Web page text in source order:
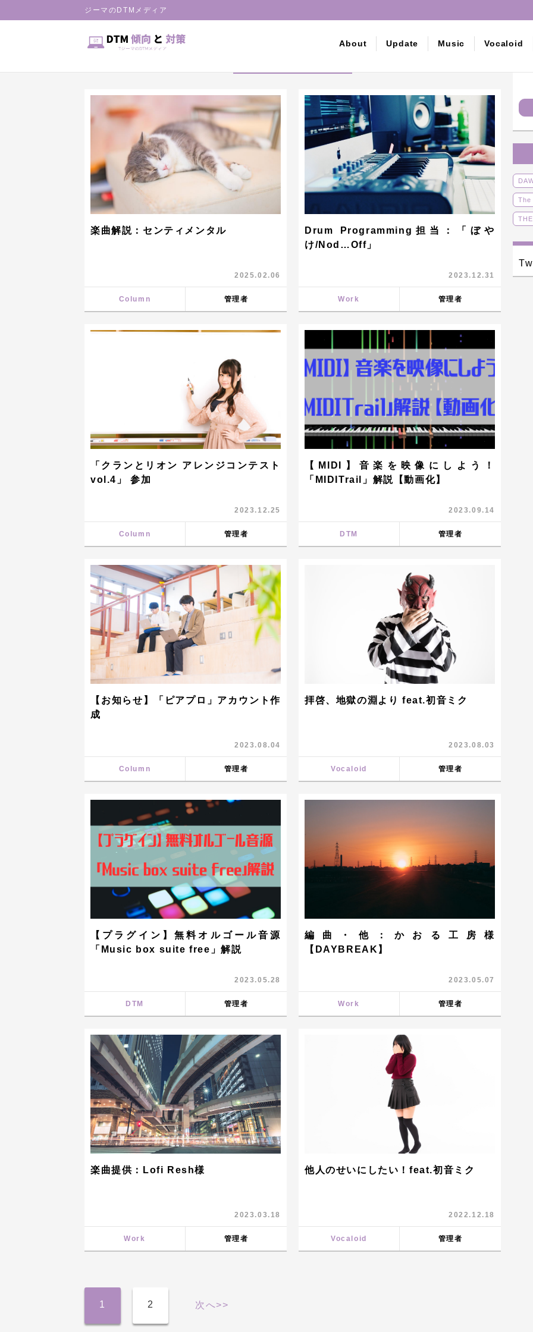
ジーマのDTMメディア
About Update Music Vocaloid
記事一覧
楽曲解説：センティメンタル
2025.02.06
Column 管理者
Drum Programming担当：「ぼや
け/Nod…Off」
2023.12.31
Work 管理者
「クランとリオン アレンジコンテスト
vol.4」 参加
2023.12.25
Column 管理者
【MIDI】音楽を映像にしよう！
「MIDITrail」解説【動画化】
2023.09.14
DTM 管理者
【お知らせ】「ピアプロ」アカウント作
成
2023.08.04
Column 管理者
拝啓、地獄の淵より feat.初音ミク
2023.08.03
Vocaloid 管理者
【プラグイン】無料オルゴール音源
「Music box suite free」解説
2023.05.28
DTM 管理者
編曲・他：かおる工房様
【DAYBREAK】
2023.05.07
Work 管理者
楽曲提供：Lofi Resh様
2023.03.18
Work 管理者
他人のせいにしたい！feat.初音ミク
2022.12.18
Vocaloid 管理者
1 2 次へ>>
The
動画